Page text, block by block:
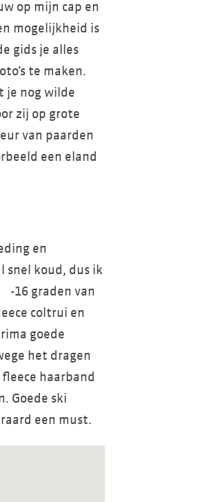
op mijn cap en
mogelijkheid is
gids je alles
te maken.
je nog wilde
zij op grote
van paarden
een eland
en
snel koud, dus ik
-16 graden van
coltrui en
goede
het dragen
haarband
Goede ski
een must.